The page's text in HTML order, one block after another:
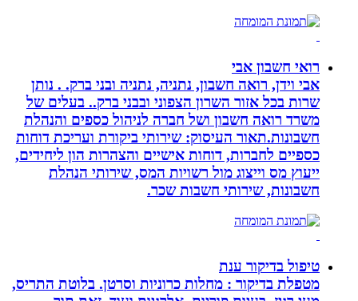
רואי חשבון אבי
אבי וידן, רואה חשבון, נתניה, נתניה ובני ברק. . נותן
שרות בכל אזור השרון הצפוני ובבני ברק.. בעלים של
משרד רואה חשבון ושל חברה לניהול כספים והנהלת
חשבונות.תאור העיסוק: שירותי ביקורת ועריכת דוחות
כספיים לחברות, דוחות אישיים והצהרות הון ליחידים,
ייעוץ מס וייצוג מול רשויות המס, שירותי הנהלת
חשבונות, שירותי חשבות שכר.
טיפול בדיקור ענת
מטפלת בדיקור : מחלות כרוניות וסרטן. בלוטת התריס,